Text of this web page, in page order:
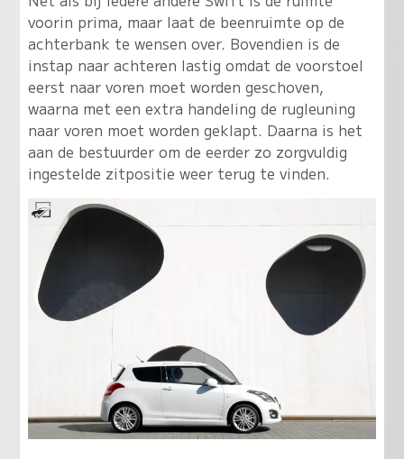
voorin prima, maar laat de beenruimte op de
achterbank te wensen over. Bovendien is de
instap naar achteren lastig omdat de voorstoel
eerst naar voren moet worden geschoven,
waarna met een extra handeling de rugleuning
naar voren moet worden geklapt. Daarna is het
aan de bestuurder om de eerder zo zorgvuldig
ingestelde zitpositie weer terug te vinden.